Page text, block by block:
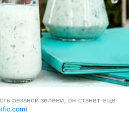
резаной зелени, он станет еще